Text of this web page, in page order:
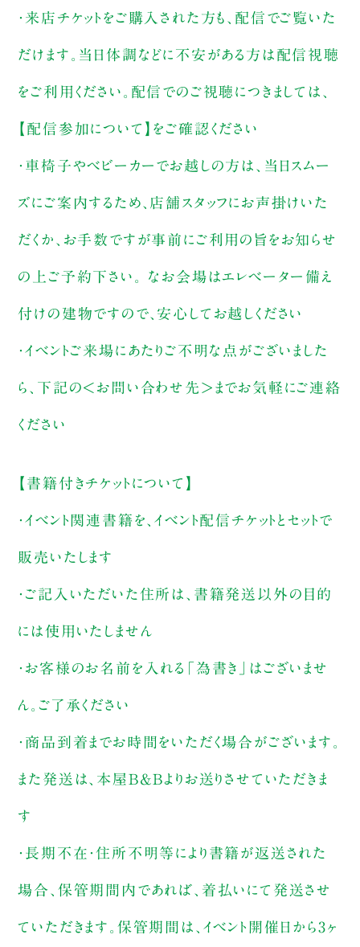
・来店チケットをご購入された方も、配信でご覧いた
だけます。当日体調などに不安がある方は配信視聴
をご利用ください。配信でのご視聴につきましては、
【配信参加について】をご確認ください
・車椅子やベビーカーでお越しの方は、当日スムー
ズにご案内するため、店舗スタッフにお声掛けいた
だくか、お手数ですが事前にご利用の旨をお知らせ
の上ご予約下さい。 なお会場はエレベーター備え
付けの建物ですので、安心してお越しください
・イベントご来場にあたりご不明な点がございました
ら、下記の＜お問い合わせ先＞までお気軽にご連絡
ください
【書籍付きチケットについて】
・イベント関連書籍を、イベント配信チケットとセットで
販売いたします
・ご記入いただいた住所は、書籍発送以外の目的
には使用いたしません
・お客様のお名前を入れる「為書き」はございませ
ん。ご了承ください
・商品到着までお時間をいただく場合がございます。
また発送は、本屋B&Bよりお送りさせていただきま
す
・長期不在・住所不明等により書籍が返送された
場合、保管期間内であれば、着払いにて発送させ
ていただきます。保管期間は、イベント開催日から3ヶ